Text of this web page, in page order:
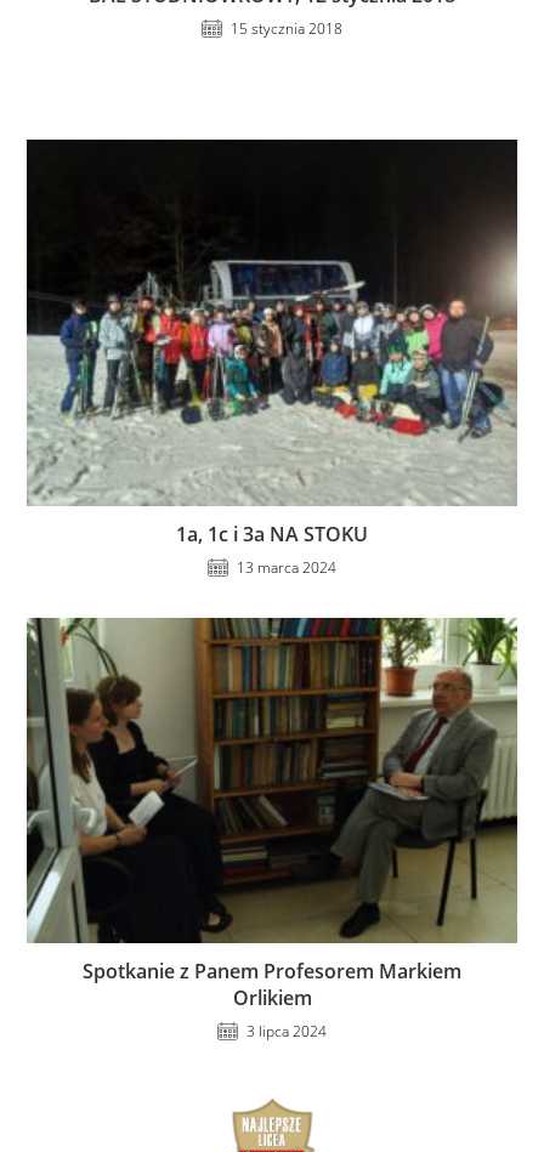
15 stycznia 2018
1a, 1c i 3a NA STOKU
13 marca 2024
Spotkanie z Panem Profesorem Markiem
Orlikiem
3 lipca 2024